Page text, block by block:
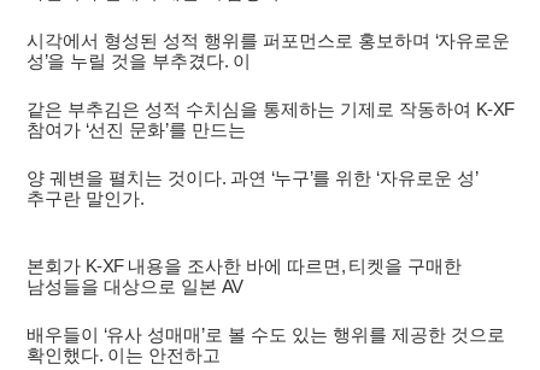
시각에서 형성된 성적 행위를 퍼포먼스로 홍보하며 ‘자유로운
성’을 누릴 것을 부추겼다. 이
같은 부추김은 성적 수치심을 통제하는 기제로 작동하여 K-XF
참여가 ‘선진 문화’를 만드는
양 궤변을 펼치는 것이다. 과연 ‘누구’를 위한 ‘자유로운 성’
추구란 말인가.
본회가 K-XF 내용을 조사한 바에 따르면 , 티켓을 구매한
남성들을 대상으로 일본 AV
배우들이 ‘유사 성매매 ’로 볼 수도 있는 행위를 제공한 것으로
확인했다. 이는 안전하고